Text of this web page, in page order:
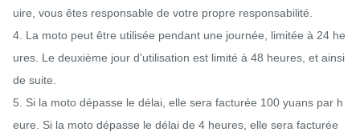
uire, vous êtes responsable de votre propre responsabilité.
4. La moto peut être utilisée pendant une journée, limitée à 24 he
ures. Le deuxième jour d’utilisation est limité à 48 heures, et ainsi
de suite.
5. Si la moto dépasse le délai, elle sera facturée 100 yuans par h
eure. Si la moto dépasse le délai de 4 heures, elle sera facturée